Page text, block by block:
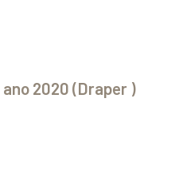
2020 (Draper )